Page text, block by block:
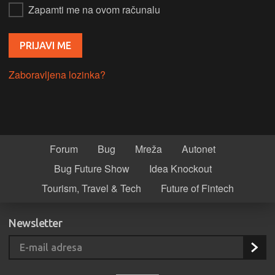
Zapamti me na ovom računalu
Zaboravljena lozinka?
Forum Bug Mreža
Autonet
Bug Future Show
Idea Knockout
Tourism, Travel & Tech
Future of Fintech
Newsletter